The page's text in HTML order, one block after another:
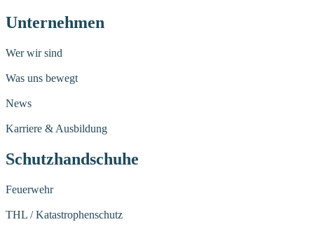
Unternehmen
Wer wir sind
Was uns bewegt
News
Karriere & Ausbildung
Schutzhandschuhe
Feuerwehr
THL / Katastrophenschutz